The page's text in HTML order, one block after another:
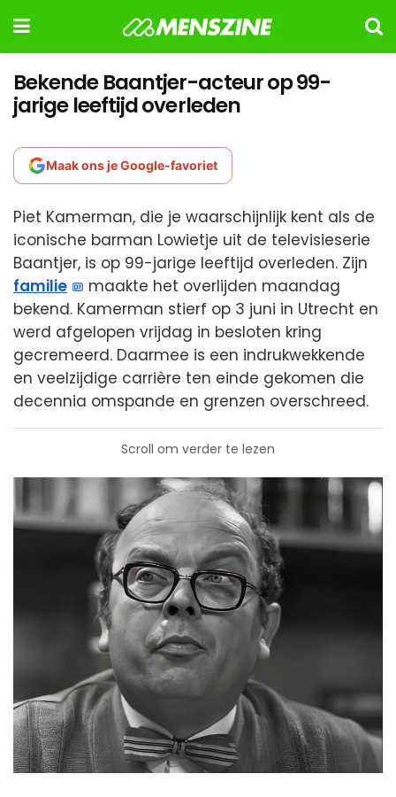
Bekende Baantjer-acteur op 99-
jarige leeftijd overleden
Maak ons je Google-favoriet
Piet Kamerman, die je waarschijnlijk kent als de
iconische barman Lowietje uit de televisieserie
Baantjer, is op 99-jarige leeftijd overleden. Zijn
familie
maakte het overlijden maandag
bekend. Kamerman stierf op 3 juni in Utrecht en
werd afgelopen vrijdag in besloten kring
gecremeerd. Daarmee is een indrukwekkende
en veelzijdige carrière ten einde gekomen die
decennia omspande en grenzen overschreed.
Scroll om verder te lezen